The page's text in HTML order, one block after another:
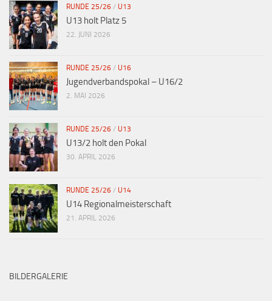
RUNDE 25/26 / U13
U13 holt Platz 5
22. JUNI 2026
RUNDE 25/26 / U16
Jugendverbandspokal – U16/2
2. MAI 2026
RUNDE 25/26 / U13
U13/2 holt den Pokal
30. APRIL 2026
RUNDE 25/26 / U14
U14 Regionalmeisterschaft
21. APRIL 2026
BILDERGALERIE